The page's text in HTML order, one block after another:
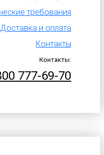
требования
Доставка и оплата
Контакты
Контакты:
777-69-70